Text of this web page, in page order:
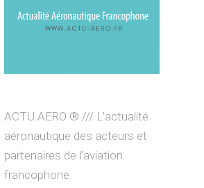
ACTU AERO ® /// L’actualité
aéronautique des acteurs et
partenaires de l’aviation
francophone.